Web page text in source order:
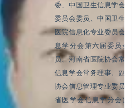
委、中国卫生信息学会远
委员会委员、中国卫生信
医院信息化专业委员会委
息学分会第六届委员会
员、河南省医院协会常务
信息学会常务理事、副秘
协会信息管理专业委员会
省医学会信息学分会副